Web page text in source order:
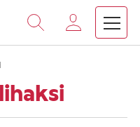
tuli lihaksi